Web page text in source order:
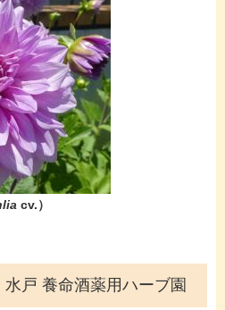
cv.）
戸 養命酒薬用ハーブ園